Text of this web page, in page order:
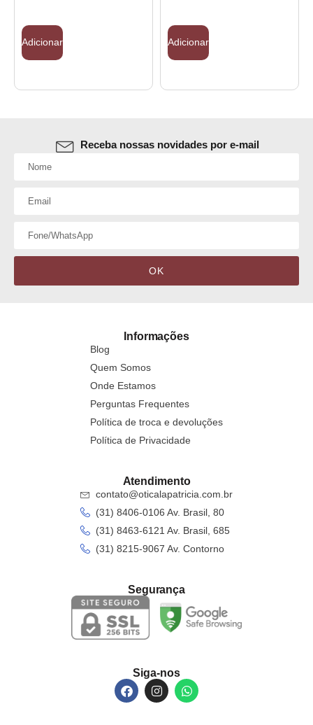
Adicionar Adicionar
Receba nossas novidades por e-mail
OK
Informações
Blog
Quem Somos
Onde Estamos
Perguntas Frequentes
Política de troca e devoluções
Política de Privacidade
Atendimento
contato@oticalapatricia.com.br
(31) 8406-0106 Av. Brasil, 80
(31) 8463-6121 Av. Brasil, 685
(31) 8215-9067 Av. Contorno
Segurança
Siga-nos